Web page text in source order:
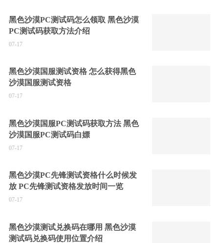
黑色沙漠PC测试码怎么领取 黑色沙漠
PC测试码获取方法介绍
07-17
黑色沙漠国服测试资格 怎么获得黑色
沙漠国服测试资格
07-17
黑色沙漠国服PC测试码获取方法 黑色
沙漠国服PC测试码白嫖
07-17
黑色沙漠PC先锋测试资格什么时候发
放 PC先锋测试资格发放时间一览
07-17
黑色沙漠测试兑换码在哪用 黑色沙漠
测试码兑换码使用位置介绍